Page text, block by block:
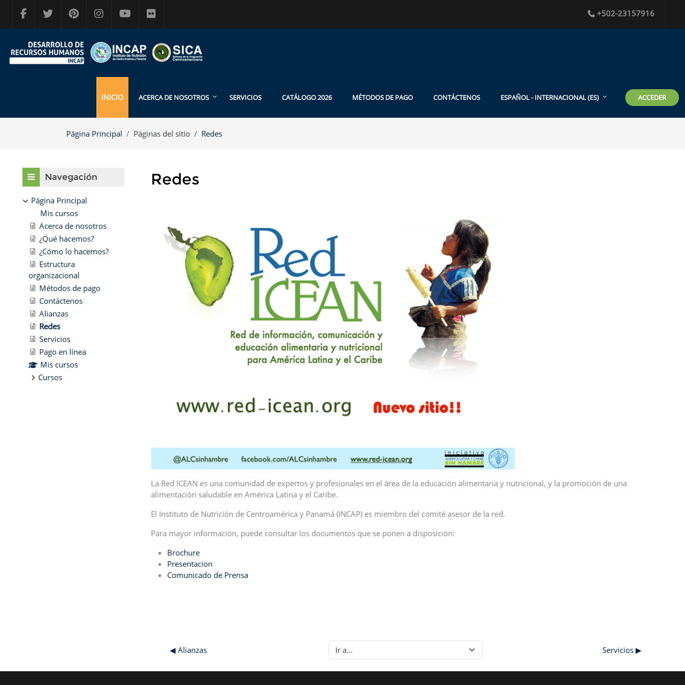
+502-23157916
INICIO ACERCA DE NOSOTROS SERVICIOS CATÁLOGO 2026 MÉTODOS DE PAGO CONTÁCTENOS ESPAÑOL - INTERNACIONAL ‎(ES)‎ ACCEDER
Página Principal Páginas del sitio Redes
Redes
La Red ICEAN es una comunidad de expertos y profesionales en el área de la educación alimentaria y nutricional, y la promoción de una
alimentación saludable en América Latina y el Caribe.
El Instituto de Nutrición de Centroamérica y Panamá (INCAP) es miembro del comité asesor de la red.
Para mayor información, puede consultar los documentos que se ponen a disposición:
Brochure
Presentacion
Comunicado de Prensa
◀︎ Alianzas Ir a... Servicios ▶︎
BloquesNavegación
Página Principal
Mis cursos
Acerca de nosotros
¿Qué hacemos?
¿Cómo lo hacemos?
Estructura
organizacional
Métodos de pago
Contáctenos
Alianzas
Redes
Servicios
Pago en línea
Mis cursos
Cursos